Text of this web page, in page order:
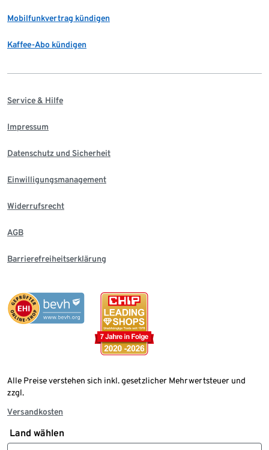
Mobilfunkvertrag kündigen
Kaffee-Abo kündigen
Service & Hilfe
Impressum
Datenschutz und Sicherheit
Einwilligungsmanagement
Widerrufsrecht
AGB
Barrierefreiheitserklärung
Alle Preise verstehen sich inkl. gesetzlicher Mehrwertsteuer und
zzgl.
Versandkosten
Land wählen